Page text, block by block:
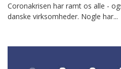
Coronakrisen har ramt os alle -
danske virksomheder. Nogle har...